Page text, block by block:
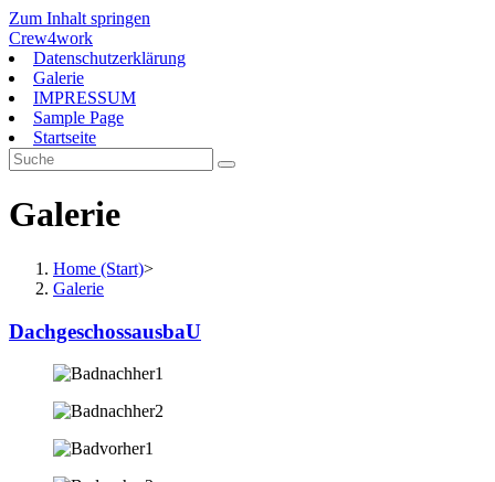
Zum Inhalt springen
Crew4work
Datenschutzerklärung
Galerie
IMPRESSUM
Sample Page
Startseite
Galerie
Home (Start)>
Galerie
DachgeschossausbaU